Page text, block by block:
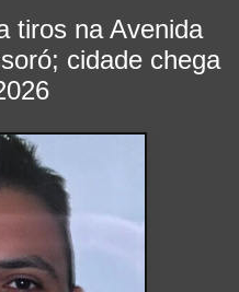
tiros na Avenida
cidade chega